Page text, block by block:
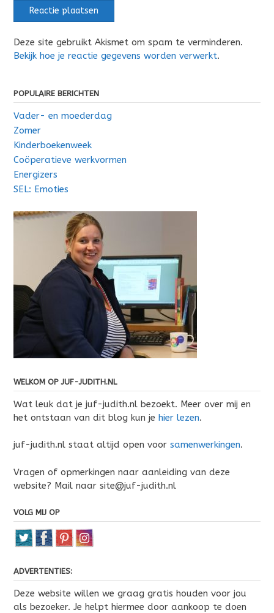
Deze site gebruikt Akismet om spam te verminderen.
Bekijk hoe je reactie gegevens worden verwerkt.
POPULAIRE BERICHTEN
Vader- en moederdag
Zomer
Kinderboekenweek
Coöperatieve werkvormen
Energizers
SEL: Emoties
WELKOM OP JUF-JUDITH.NL
Wat leuk dat je juf-judith.nl bezoekt. Meer over mij en
het ontstaan van dit blog kun je hier lezen.
juf-judith.nl staat altijd open voor samenwerkingen.
Vragen of opmerkingen naar aanleiding van deze
website? Mail naar site@juf-judith.nl
VOLG MIJ OP
ADVERTENTIES:
Deze website willen we graag gratis houden voor jou
als bezoeker. Je helpt hiermee door aankoop te doen